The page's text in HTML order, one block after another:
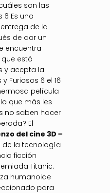
son las
6 Es una
de la
de dar un
encuentra
está
y acepta la
Furiosos 6 el 16
película
que más les
no saben hacer
El
del cine 3D –
de la tecnología
ficción
Titanic.
humanoide
para